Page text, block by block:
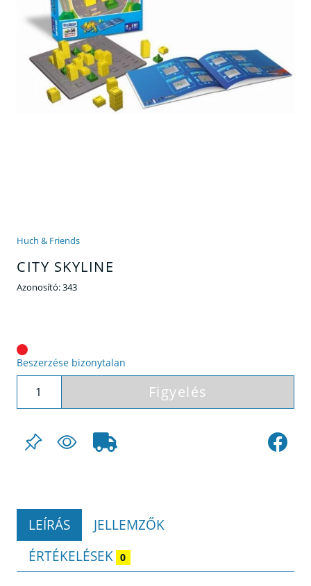
Huch & Friends
CITY SKYLINE
Azonosító:343
Beszerzése bizonytalan
Figyelés
LEÍRÁS
JELLEMZŐK
ÉRTÉKELÉSEK 0